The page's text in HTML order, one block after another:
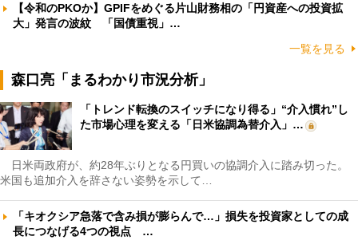
【令和のPKOか】GPIFをめぐる片山財務相の「円資産への投資拡
大」発言の波紋 「国債重視」…
一覧を見る
森口亮「まるわかり市況分析」
「トレンド転換のスイッチになり得る」“介入慣れ”し
た市場心理を変える「日米協調為替介入」…
日米両政府が、約28年ぶりとなる円買いの協調介入に踏み切った。
米国も追加介入を辞さない姿勢を示して…
「キオクシア急落で含み損が膨らんで…」損失を投資家としての成
長につなげる4つの視点 …